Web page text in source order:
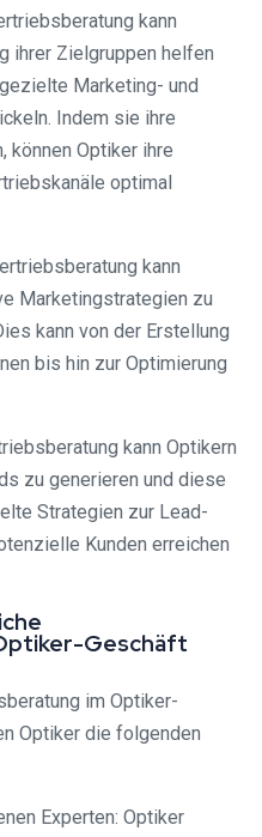
kann
ihrer Zielgruppen helfen
Marketing- und
Indem sie ihre
können Optiker ihre
optimal
kann
Marketingstrategien zu
kann von der Erstellung
bis hin zur Optimierung
kann Optikern
zu generieren und diese
Strategien zur Lead-
Kunden erreichen
Geschäft
im Optiker-
Optiker die folgenden
Experten: Optiker